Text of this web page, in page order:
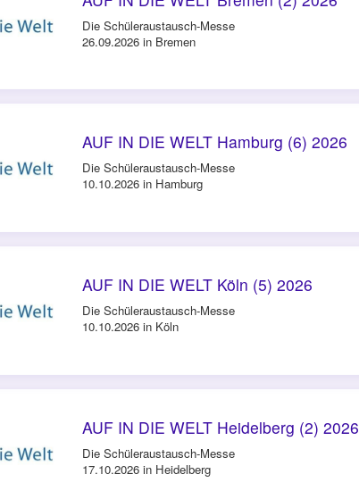
Die Schüleraustausch-Messe
26.09.2026 in Bremen
AUF IN DIE WELT Hamburg (6) 2026
Die Schüleraustausch-Messe
10.10.2026 in Hamburg
AUF IN DIE WELT Köln (5) 2026
Die Schüleraustausch-Messe
10.10.2026 in Köln
AUF IN DIE WELT Heidelberg (2) 2026
Die Schüleraustausch-Messe
17.10.2026 in Heidelberg